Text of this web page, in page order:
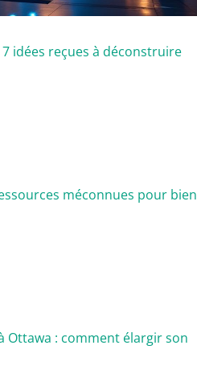
idées reçues à déconstruire
méconnues pour bien
Ottawa : comment élargir son